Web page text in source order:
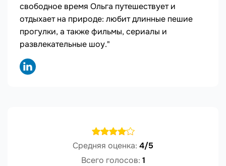
свободное время Ольга путешествует и
отдыхает на природе: любит длинные пешие
прогулки, а также фильмы, сериалы и
развлекательные шоу."
Средняя оценка: 4/5
Всего голосов: 1